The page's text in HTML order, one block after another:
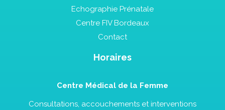
Echographie Prénatale
Centre FIV Bordeaux
Contact
Horaires
Centre Médical de la Femme
Consultations, accouchements et interventions